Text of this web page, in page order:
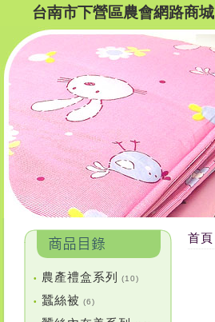
台南市下營區農會網路商城
• 農產禮盒系列 (10)
• 蠶絲被 (6)
首頁